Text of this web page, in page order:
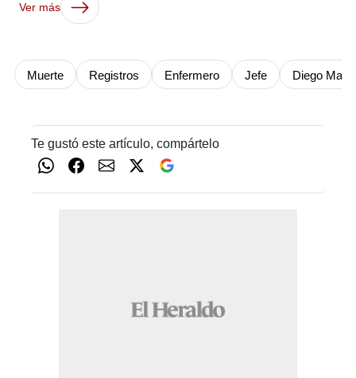
Ver más
Muerte Registros Enfermero Jefe Diego
Te gustó este artículo, compártelo